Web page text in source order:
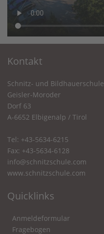
Kontakt
Schnitz- und Bildhauerschule
Geisler-Moroder
Dorf 63
A-6652 Elbigenalp / Tirol
Tel: +43-5634-6215
Fax: +43-5634-6128
info@schnitzschule.com
www.schnitzschule.com
Quicklinks
Anmeldeformular
Fragebogen